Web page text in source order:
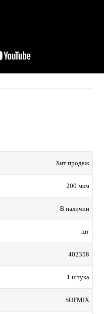
Хит продаж
200 мкм
В наличии
шт
402358
1 штука
SOFMIX